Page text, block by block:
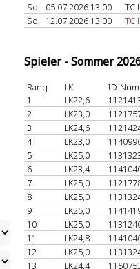
So. 05.07.2026 13:00
TC
So. 12.07.2026 13:00 TC
Spieler - Sommer
Rang LK
ID-
1
LK22,6
2
LK23,0
3
LK24,6
4
LK23,0
5
LK25,0
6
LK23,4
7
LK25,0
8
LK25,0
9
LK25,0
10
LK25,0
11
LK24,8
12
LK25,0
13
LK24,4